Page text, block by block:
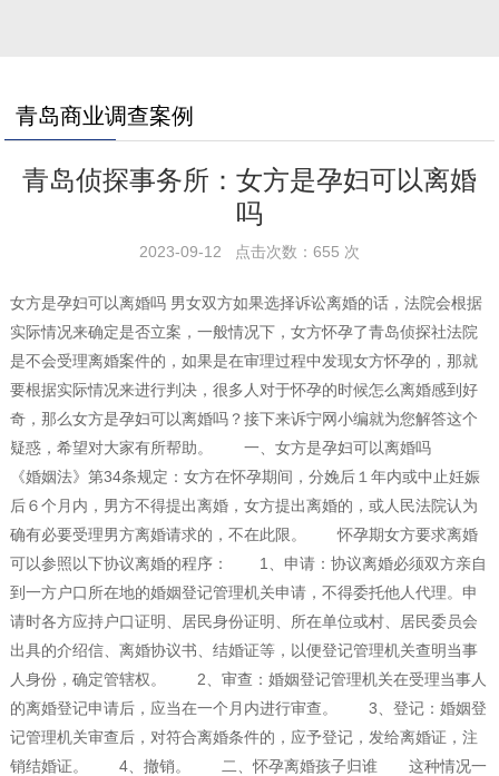
青岛商业调查案例
青岛侦探事务所：女方是孕妇可以离婚
吗
2023-09-12 点击次数：655 次
女方是孕妇可以离婚吗 男女双方如果选择诉讼离婚的话，法院会根据
实际情况来确定是否立案，一般情况下，女方怀孕了青岛侦探社法院
是不会受理离婚案件的，如果是在审理过程中发现女方怀孕的，那就
要根据实际情况来进行判决，很多人对于怀孕的时候怎么离婚感到好
奇，那么女方是孕妇可以离婚吗？接下来诉宁网小编就为您解答这个
疑惑，希望对大家有所帮助。 一、女方是孕妇可以离婚吗
《婚姻法》第34条规定：女方在怀孕期间，分娩后１年内或中止妊娠
后６个月内，男方不得提出离婚，女方提出离婚的，或人民法院认为
确有必要受理男方离婚请求的，不在此限。 怀孕期女方要求离婚
可以参照以下协议离婚的程序： 1、申请：协议离婚必须双方亲自
到一方户口所在地的婚姻登记管理机关申请，不得委托他人代理。申
请时各方应持户口证明、居民身份证明、所在单位或村、居民委员会
出具的介绍信、离婚协议书、结婚证等，以便登记管理机关查明当事
人身份，确定管辖权。 2、审查：婚姻登记管理机关在受理当事人
的离婚登记申请后，应当在一个月内进行审查。 3、登记：婚姻登
记管理机关审查后，对符合离婚条件的，应予登记，发给离婚证，注
销结婚证。 4、撤销。 二、怀孕离婚孩子归谁 这种情况一